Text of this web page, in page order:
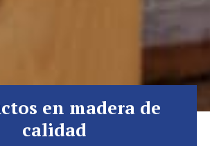
en madera de
calidad